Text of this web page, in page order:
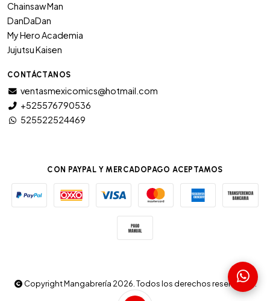
Chainsaw Man
DanDaDan
My Hero Academia
Jujutsu Kaisen
CONTÁCTANOS
ventasmexicomics@hotmail.com
+525576790536
525522524469
CON PAYPAL Y MERCADOPAGO ACEPTAMOS
Copyright Mangabrería 2026. Todos los derechos reservados.